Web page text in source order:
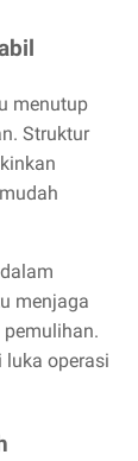
menutup
Struktur
menjaga
luka operasi